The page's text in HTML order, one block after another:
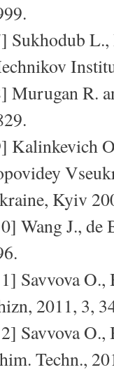
Sukhodub
Murugan R.
Kalinkevich
Kyiv
Wang J., de
Savvova
2011, 3,
Savvova
Techn.,